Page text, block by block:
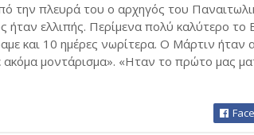
την πλευρά του ο αρχηγός του
ελλιπής. Περίμενα πολύ καλύτερο το
και 10 ημέρες νωρίτερα. Ο Μάρτιν ήταν
μοντάρισμα». «Ηταν το πρώτο μας